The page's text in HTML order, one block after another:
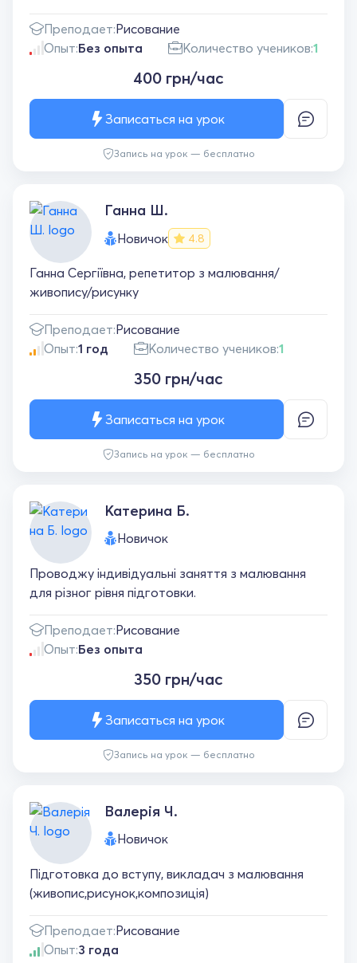
Преподает:Рисование
Опыт:Без опыта Количество учеников:1
400 грн/час
Запись на урок — бесплатно
Записаться на урок
Ганна Ш.
Новичок 4.8
Ганна Сергіївна, репетитор з малювання/
живопису/рисунку
Преподает:Рисование
Опыт:1 год Количество учеников:1
350 грн/час
Запись на урок — бесплатно
Записаться на урок
Катерина Б.
Новичок
Проводжу індивідуальні заняття з малювання
для різног рівня підготовки.
Преподает:Рисование
Опыт:Без опыта
350 грн/час
Запись на урок — бесплатно
Записаться на урок
Валерія Ч.
Новичок
Підготовка до вступу, викладач з малювання
(живопис,рисунок,композиція)
Преподает:Рисование
Опыт:3 года